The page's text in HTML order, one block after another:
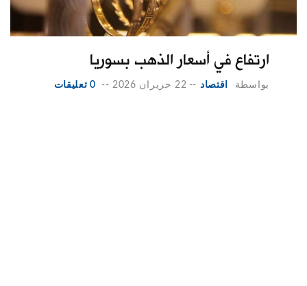
ارتفاع في أسعار الذهب بسوريا
بواسطة اقتصاد -- 22 حزيران 2026 -- 0 تعليقات